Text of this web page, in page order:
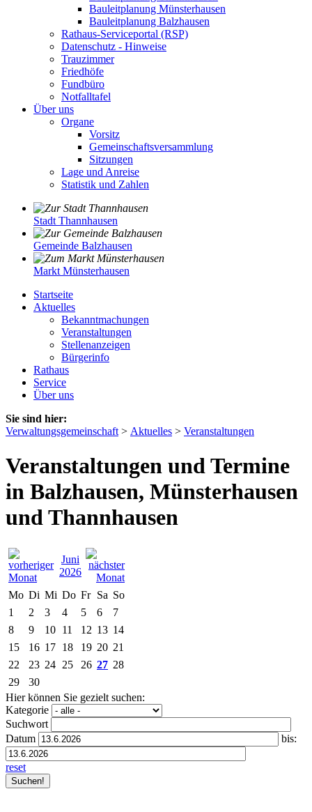
Bauleitplanung Münsterhausen
Bauleitplanung Balzhausen
Rathaus-Serviceportal (RSP)
Datenschutz - Hinweise
Trauzimmer
Friedhöfe
Fundbüro
Notfalltafel
Über uns
Organe
Vorsitz
Gemeinschaftsversammlung
Sitzungen
Lage und Anreise
Statistik und Zahlen
Stadt Thannhausen
Gemeinde Balzhausen
Markt Münsterhausen
Startseite
Aktuelles
Bekanntmachungen
Veranstaltungen
Stellenanzeigen
Bürgerinfo
Rathaus
Service
Über uns
Sie sind hier:
Verwaltungsgemeinschaft > Aktuelles > Veranstaltungen
Veranstaltungen und Termine
in Balzhausen, Münsterhausen
und Thannhausen
Juni
2026
Mo Di Mi Do Fr Sa So
1
2 3 4 5 6
7
8
9 10 11 12 13 14
15
16 17 18 19 20 21
22
23 24 25 26 27 28
29
30
Hier können Sie gezielt suchen:
Kategorie
Suchwort
Datum
bis:
reset